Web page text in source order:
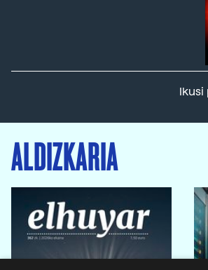
Ikusi
ALDIZKARIA